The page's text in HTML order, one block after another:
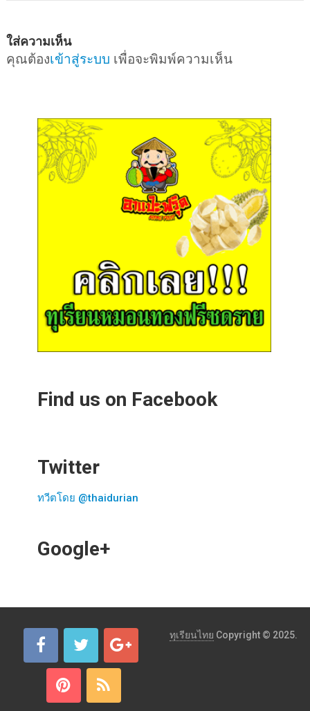
ใส่ความเห็น
คุณต้องเข้าสู่ระบบ เพื่อจะพิมพ์ความเห็น
Find us on Facebook
Twitter
ทวีตโดย @thaidurian
Google+
ทุเรียนไทย Copyright © 2025.